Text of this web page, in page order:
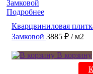
Подробнее
Кварцвиниловая
Замковой 3885 ₽ / м2
В корзину